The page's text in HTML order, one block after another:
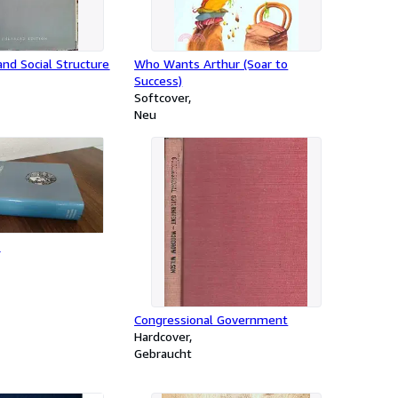
Social Structure
Who Wants Arthur (Soar to
Success)
Softcover
Neu
Congressional Government
Hardcover
Gebraucht